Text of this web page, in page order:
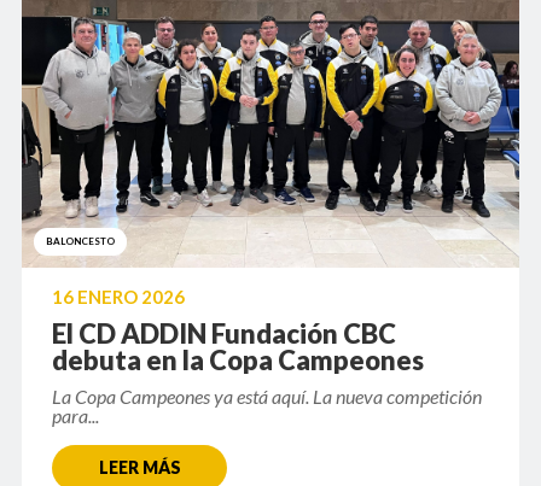
BALONCESTO
16 ENERO 2026
El CD ADDIN Fundación CBC
debuta en la Copa Campeones
La Copa Campeones ya está aquí. La nueva competición
para...
LEER MÁS